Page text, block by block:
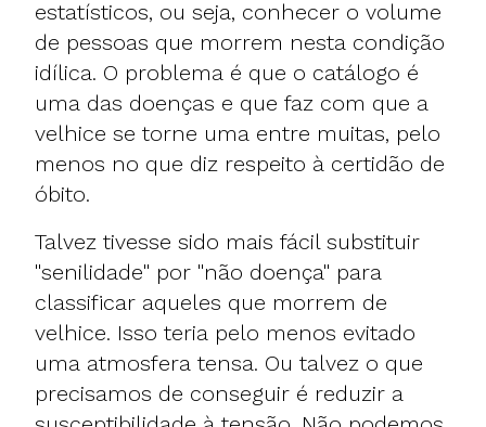
estatísticos, ou seja, conhecer o volume
de pessoas que morrem nesta condição
idílica. O problema é que o catálogo é
uma das doenças e que faz com que a
velhice se torne uma entre muitas, pelo
menos no que diz respeito à certidão de
óbito.
Talvez tivesse sido mais fácil substituir
"senilidade" por "não doença" para
classificar aqueles que morrem de
velhice. Isso teria pelo menos evitado
uma atmosfera tensa. Ou talvez o que
precisamos de conseguir é reduzir a